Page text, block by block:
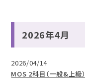
2026年4月
2026/04/14
MOS 2科目（一般&上級